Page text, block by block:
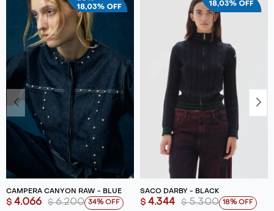
CAMPERA CANYON RAW - BLUE
$ 4.066 $ 6.200 34
SACO DARBY - BLACK
$ 4.344 $ 5.300 18